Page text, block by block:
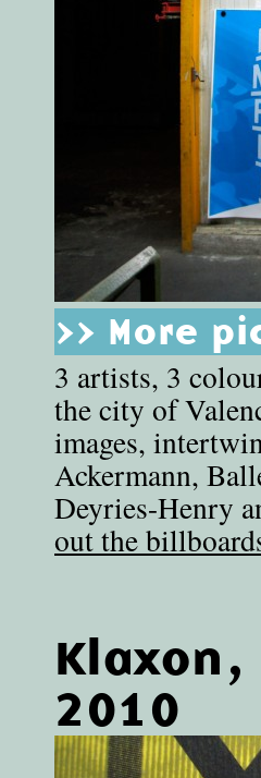
>> More
3 artists, 3
the city of
images,
Ackermann,
Deyries-Henry
out the
2010